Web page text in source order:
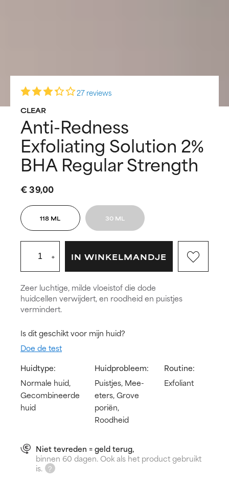
27 reviews
CLEAR
Anti-Redness
Exfoliating Solution 2%
BHA Regular Strength
€ 39,00
Zeer luchtige, milde vloeistof die dode
huidcellen verwijdert, en roodheid en puistjes
vermindert.
Is dit geschikt voor mijn huid?
Doe de test
Huidtype:
Normale huid,
Gecombineerde
huid
Huidprobleem:
Puistjes, Mee-
eters, Grove
poriën,
Roodheid
Routine:
Exfoliant
118 ML 30 ML
+ IN WINKELMANDJE
Niet tevreden = geld terug,
binnen 60 dagen. Ook als het product gebruikt
is.